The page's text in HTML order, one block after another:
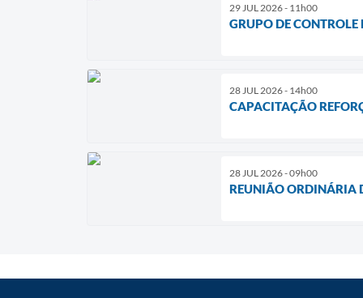
29 JUL 2026 - 11h00
GRUPO DE
28 JUL 2026 - 14h00
CAPACITAÇÃO
28 JUL 2026 - 09h00
REUNIÃO ORDINÁRIA